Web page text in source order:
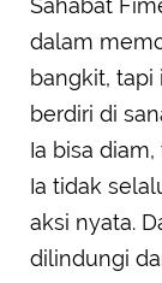
Sahabat
dalam
bangkit,
berdiri di
Ia bisa
Ia tidak
aksi nyata.
dilindungi